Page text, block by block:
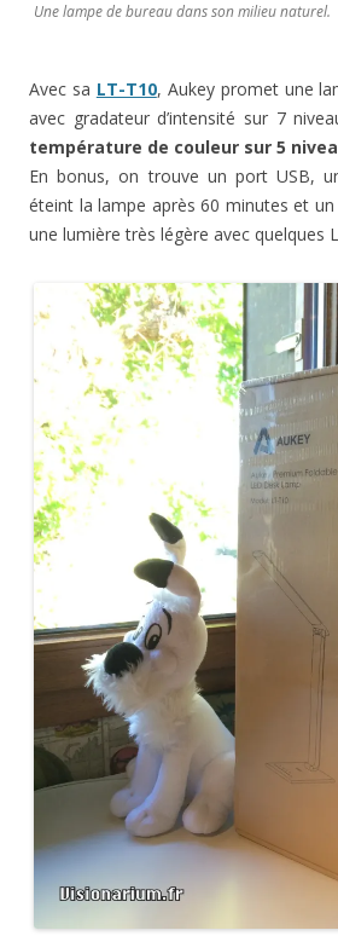
Une lampe de bureau dans son milieu naturel.
Avec sa LT-T10, Aukey promet une
avec gradateur d’intensité sur 7
température de couleur sur 5
En bonus, on trouve un port USB,
éteint la lampe après 60 minutes et
une lumière très légère avec quelques